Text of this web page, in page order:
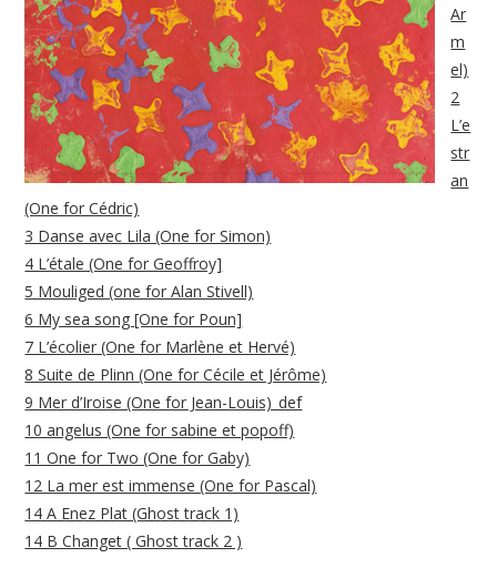
Ar
m
el)
2
L’e
str
an
(One for Cédric)
3 Danse avec Lila (One for Simon)
4 L’étale (One for Geoffroy]
5 Mouliged (one for Alan Stivell)
6 My sea song [One for Poun]
7 L’écolier (One for Marlène et Hervé)
8 Suite de Plinn (One for Cécile et Jérôme)
9 Mer d’Iroise (One for Jean-Louis)_def
10 angelus (One for sabine et popoff)
11 One for Two (One for Gaby)
12 La mer est immense (One for Pascal)
14 A Enez Plat (Ghost track 1)
14 B Changet ( Ghost track 2 )